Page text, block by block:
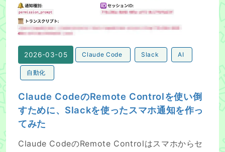
2026-03-05 Claude Code Slack AI
自動化
Claude CodeのRemote Controlを使い倒
すために、Slackを使ったスマホ通知を作っ
てみた
Claude CodeのRemote Controlはスマホからセ